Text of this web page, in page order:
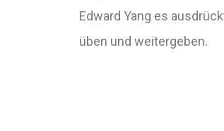
Edward Yang es
üben und weitergeben.